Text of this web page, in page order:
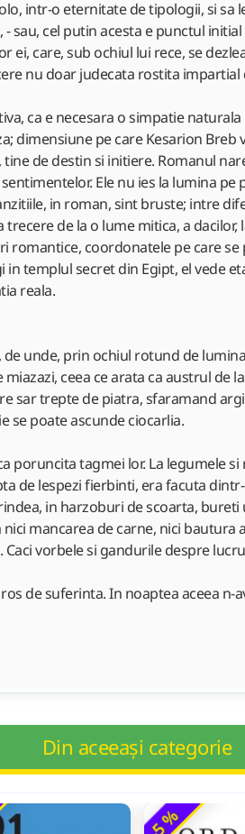
intr-o eternitate de tipologii, si
sau, cel putin acesta e punctul
care, sub ochiul lui rece, se
nu doar judecata rostita
ca e necesara o simpatie
dimensiune pe care Kesarion
de destin si initiere. Romanul
Ele nu ies la lumina
in roman, sint bruste; intre
de la o lume mitica, a
coordonatele pe care
templul secret din Egipt, el vede
reala.
unde, prin ochiul rotund de
ceea ce arata ca austrul de
sar trepte de piatra, sfaramand
se poate ascunde ciocarlia.
poruncita tagmei lor. La legumele
de lespezi fierbinti, era facuta
in harzoburi de scoarta,
mancarea de carne, nici
vorbele si gandurile despre
de suferinta. In noaptea aceea
Din aceeași categorie
-5 %